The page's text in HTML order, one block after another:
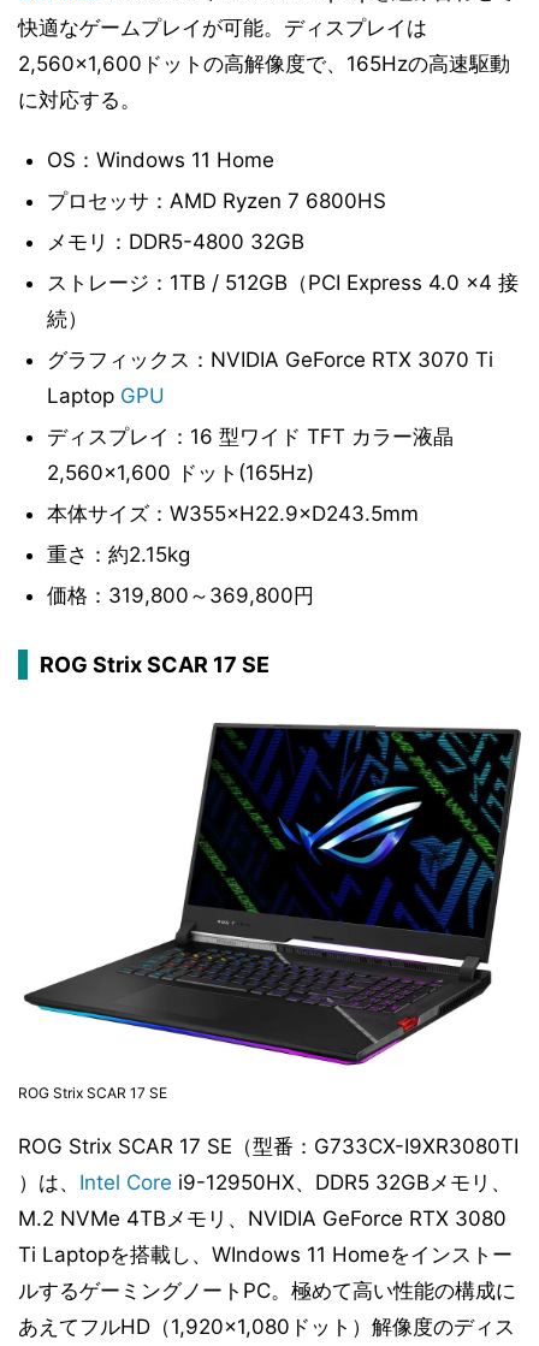
快適なゲームプレイが可能。ディスプレイは
2,560×1,600ドットの高解像度で、165Hzの高速駆動
に対応する。
OS：Windows 11 Home
プロセッサ：AMD Ryzen 7 6800HS
メモリ：DDR5-4800 32GB
ストレージ：1TB / 512GB（PCI Express 4.0 x4 接
続）
グラフィックス：NVIDIA GeForce RTX 3070 Ti
Laptop GPU
ディスプレイ：16 型ワイド TFT カラー液晶
2,560×1,600 ドット(165Hz)
本体サイズ：W355×H22.9×D243.5mm
重さ：約2.15kg
価格：319,800～369,800円
ROG Strix SCAR 17 SE
ROG Strix SCAR 17 SE
ROG Strix SCAR 17 SE（型番：G733CX-I9XR3080TI
）は、 Intel Core i9-12950HX、DDR5 32GBメモリ、
M.2 NVMe 4TBメモリ、NVIDIA GeForce RTX 3080
Ti Laptopを搭載し、WIndows 11 Homeをインストー
ルするゲーミングノートPC。極めて高い性能の構成に
あえてフルHD（1,920×1,080ドット）解像度のディス